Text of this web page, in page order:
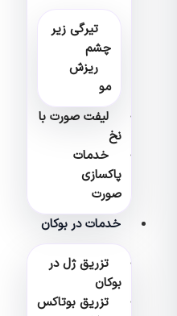
تیرگی زیر
چشم
ریزش
مو
لیفت صورت با
نخ
خدمات
پاکسازی
صورت
خدمات در بوکان
تزریق ژل در
بوکان
تزریق بوتاکس